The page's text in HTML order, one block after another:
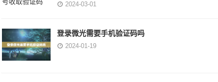
2024-03-01
登录微光需要手机验证码吗
2024-01-19